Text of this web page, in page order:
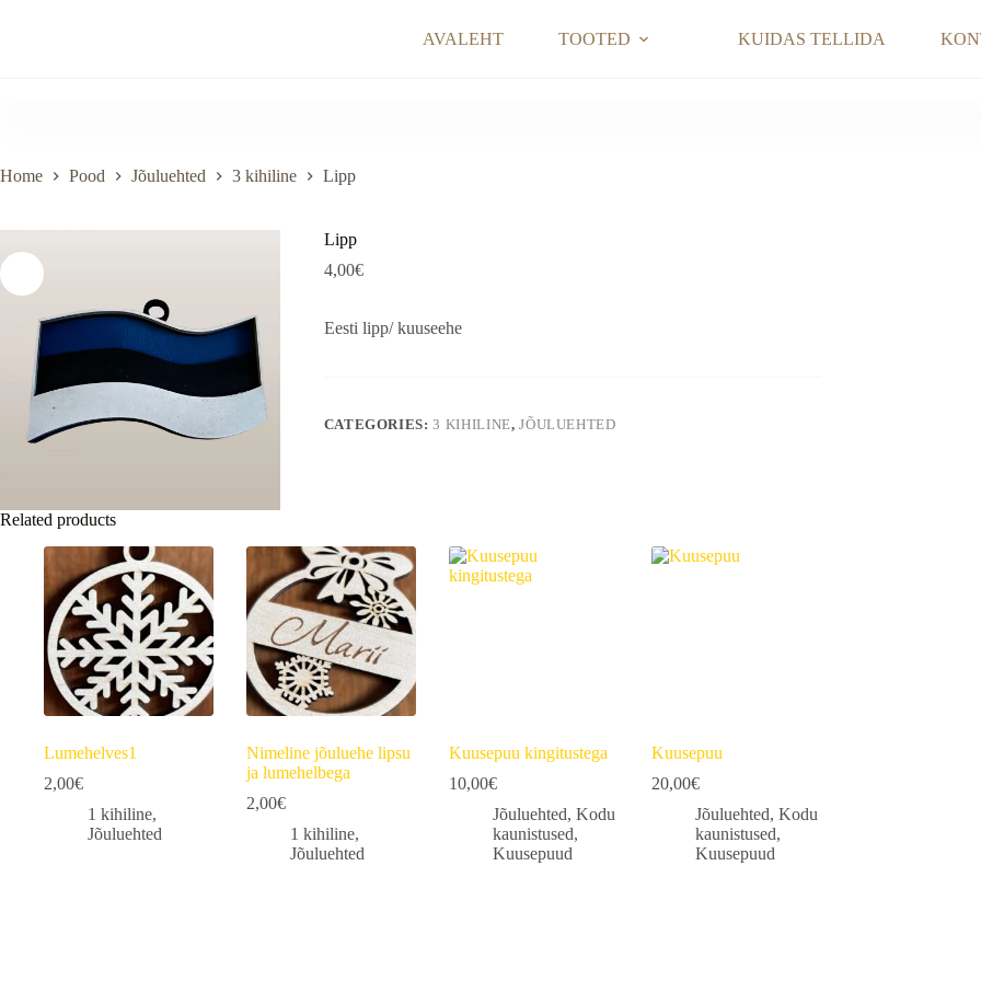
AVALEHT TOOTED KUIDAS TELLIDA
Home Pood Jõuluehted 3 kihiline Lipp
Lipp
4,00€
Eesti lipp/ kuuseehe
CATEGORIES:3 KIHILINE,JÕULUEHTED
Related products
Lumehelves1
2,00€
1 kihiline,
Jõuluehted
Nimeline jõuluehe lipsu
ja lumehelbega
2,00€
1 kihiline,
Jõuluehted
Kuusepuu kingitustega
10,00€
Jõuluehted, Kodu
kaunistused,
Kuusepuud
Kuusepuu
20,00€
Jõuluehted, Kodu
kaunistused,
Kuusepuud